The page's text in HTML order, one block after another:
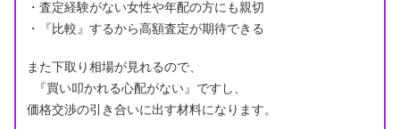
・査定経験がない女性や年配の方にも親切
・『比較』するから高額査定が期待できる
また下取り相場が見れるので、
『買い叩かれる心配がない』ですし、
価格交渉の引き合いに出す材料になります。